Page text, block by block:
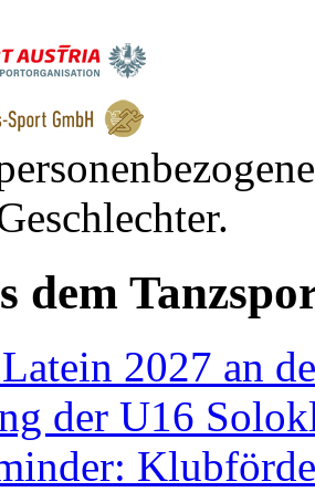
dem
2027 an
der U16